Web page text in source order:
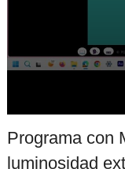
Programa con
luminosidad